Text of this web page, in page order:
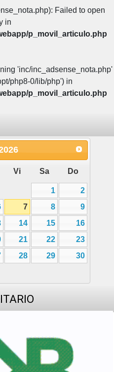
Failed to open
in
p_movil_articulo.php
'inc/inc_adsense_nota.php'
php8-0/lib/php') in
p_movil_articulo.php
Vi Sa Do
1
2
7 8
9
14 15
16
21 22
23
28 29
30